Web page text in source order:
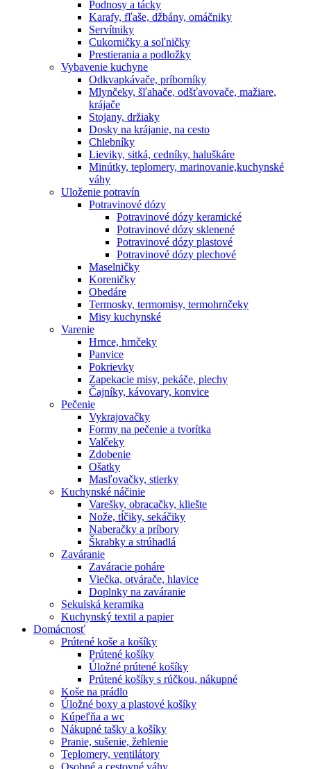
Podnosy a tácky
Karafy, fľaše, džbány, omáčniky
Servítniky
Cukorničky a soľničky
Prestierania a podložky
Vybavenie kuchyne
Odkvapkávače, príborníky
Mlynčeky, šľahače, odšťavovače, mažiare,
krájače
Stojany, držiaky
Dosky na krájanie, na cesto
Chlebníky
Lieviky, sitká, cedníky, haluškáre
Minútky, teplomery, marinovanie,kuchynské
váhy
Uloženie potravín
Potravinové dózy
Potravinové dózy keramické
Potravinové dózy sklenené
Potravinové dózy plastové
Potravinové dózy plechové
Maselničky
Koreničky
Obedáre
Termosky, termomisy, termohrnčeky
Misy kuchynské
Varenie
Hrnce, hrnčeky
Panvice
Pokrievky
Zapekacie misy, pekáče, plechy
Čajníky, kávovary, konvice
Pečenie
Vykrajovačky
Formy na pečenie a tvorítka
Valčeky
Zdobenie
Ošatky
Masľovačky, stierky
Kuchynské náčinie
Varešky, obracačky, kliešte
Nože, tĺčiky, sekáčiky
Naberačky a príbory
Škrabky a strúhadlá
Zaváranie
Zaváracie poháre
Viečka, otvárače, hlavice
Doplnky na zaváranie
Sekulská keramika
Kuchynský textil a papier
Domácnosť
Prútené koše a košíky
Prútené košíky
Úložné prútené košíky
Prútené košíky s rúčkou, nákupné
Koše na prádlo
Úložné boxy a plastové košíky
Kúpeľňa a wc
Nákupné tašky a košíky
Pranie, sušenie, žehlenie
Teplomery, ventilátory
Osobné a cestovné váhy